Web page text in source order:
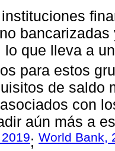
lo que lleva a
para estos
de saldo
con
aún más a
2019; World Bank,